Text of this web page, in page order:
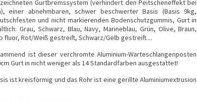
Gurtbremssystem (verhindert den Peitscheneffekt bei
einer abnehmbaren, schwer beschwerter Basis (Basis 9kg,
und nicht markierenden Bodenschutzgummis, Gurt in
Grau, Schwarz, Blau, Navy, Marineblau, Grün, Olive, Braun,
fluor, Rot/Weiß gestreift, Schwarz/Gelb gestreift....
ist dieser verchromte Aluminium-Warteschlangenposten
Gurt in nicht weniger als 14 Standardfarben ausgestattet!
ist kreisförmig und das Rohr ist eine gerillte Aluminiumextrusion